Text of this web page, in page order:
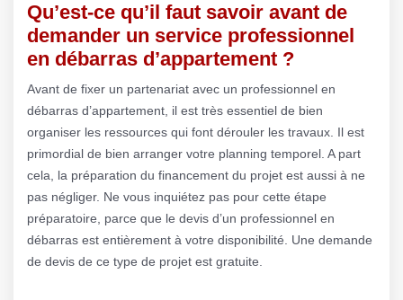
Qu’est-ce qu’il faut savoir avant de
demander un service professionnel
en débarras d’appartement ?
Avant de fixer un partenariat avec un professionnel en
débarras d’appartement, il est très essentiel de bien
organiser les ressources qui font dérouler les travaux. Il est
primordial de bien arranger votre planning temporel. A part
cela, la préparation du financement du projet est aussi à ne
pas négliger. Ne vous inquiétez pas pour cette étape
préparatoire, parce que le devis d’un professionnel en
débarras est entièrement à votre disponibilité. Une demande
de devis de ce type de projet est gratuite.